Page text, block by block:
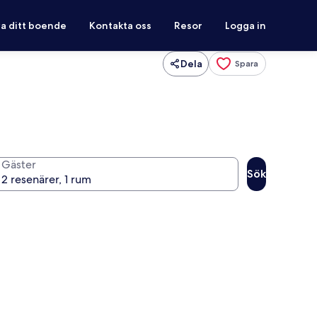
ditt boende Kontakta oss Resor Logga in
Dela Spara
Gäster
Sök